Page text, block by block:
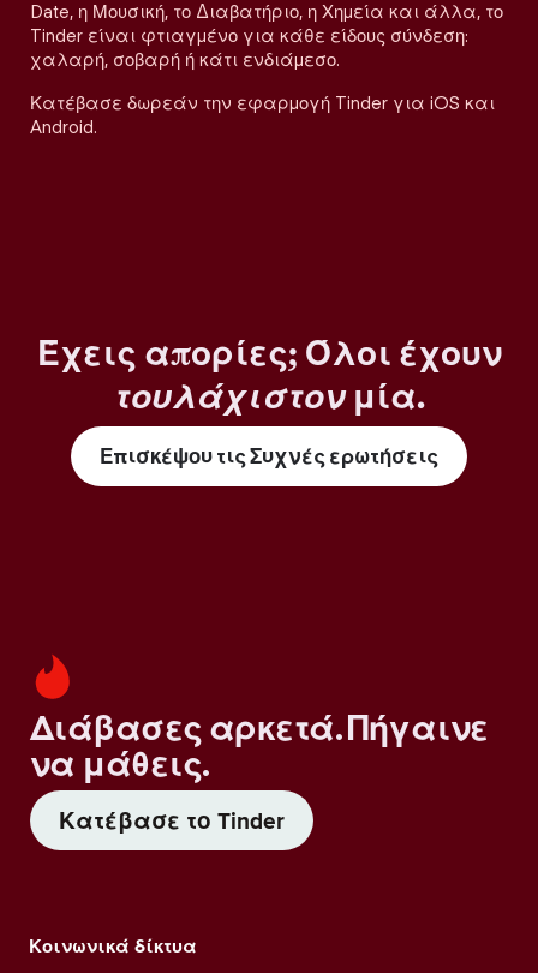
Date, η Μουσική, το Διαβατήριο, η Χημεία και άλλα, το
Tinder είναι φτιαγμένο για κάθε είδους σύνδεση:
χαλαρή, σοβαρή ή κάτι ενδιάμεσο.
Κατέβασε δωρεάν την εφαρμογή Tinder για iOS και
Android.
Έχεις απορίες; Όλοι έχουν
τουλάχιστονμία.
Επισκέψου τις Συχνές ερωτήσεις
Διάβασες αρκετά. Πήγαινε
να μάθεις.
Κατέβασε το Tinder
Κοινωνικά δίκτυα